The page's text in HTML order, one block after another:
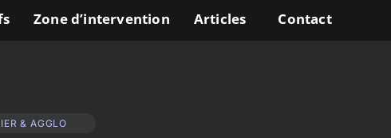
Zone d’intervention Articles Contact
& AGGLO